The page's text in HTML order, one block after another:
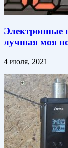
Электронные
лучшая моя
4 июля, 2021